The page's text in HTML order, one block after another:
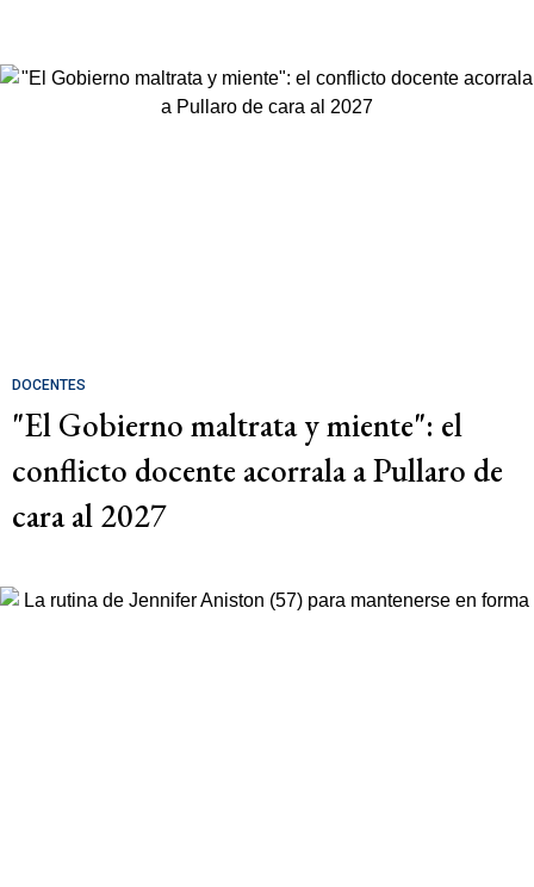
DOCENTES
"El Gobierno maltrata y miente": el
conflicto docente acorrala a Pullaro de
cara al 2027